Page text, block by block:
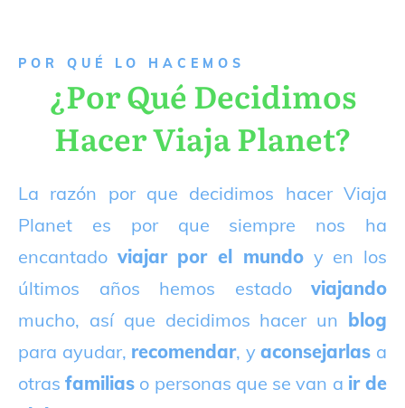
P OR QUÉ LO HACEMOS
¿Por Qué Decidimos
Hacer Viaja Planet?
La razón por que decidimos hacer Viaja
Planet es por que siempre nos ha
encantado viajar por el mundoy en los
últimos años hemos estado viajando
mucho, así que decidimos hacer un blog
para ayudar, recomendar, yaconsejarlas a
otrasfamilias o personas que se van a ir de